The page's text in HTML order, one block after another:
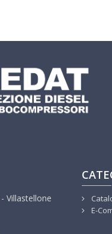
Villastellone
E-